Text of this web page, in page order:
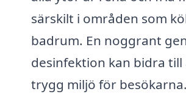
särskilt i områden som
badrum. En noggrant
desinfektion kan bidra till
trygg miljö för besökarna.